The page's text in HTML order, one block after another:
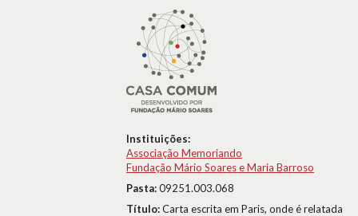
Instituições:
Associação Memoriando
Fundação Mário Soares e Maria Barroso
Pasta:09251.003.068
Título:Carta escrita em Paris, onde é relatada